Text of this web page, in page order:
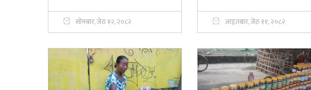
सोमबार, जेठ १२, २०८२ आइतबार, जेठ ११, २०८२